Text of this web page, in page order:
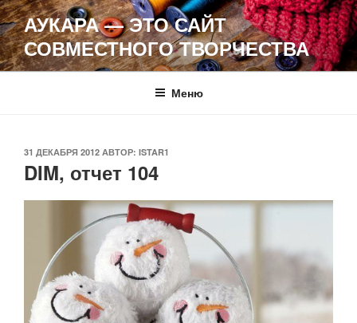
Перейти
к
содержимому
АУКАРА — ЭТО САЙТ
СОВМЕСТНОГО ТВОРЧЕСТВА
Меню
ОПУБЛИКОВАНО
31 ДЕКАБРЯ 2012 АВТОР: ISTAR1
DIM, отчет 104